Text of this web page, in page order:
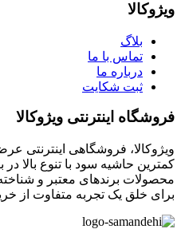
ویژوکالا
بلاگ
تماس با ما
درباره ما
ثبت شکایت
فروشگاه اینترنتی ویژوکالا
ویژوکالا، فروشگاهی اینترنتی
کمترین حاشیه سود با تنوع بالا
محصولات برندهای معتبر و
برای خلق یک تجربه متفاوت از